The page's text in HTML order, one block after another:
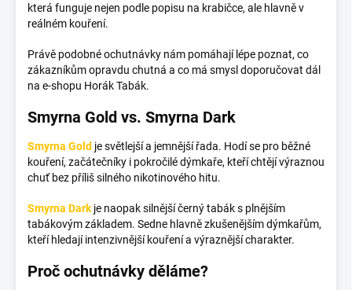
která funguje nejen podle popisu na krabičce, ale hlavně v
reálném kouření.
Právě podobné ochutnávky nám pomáhají lépe poznat, co
zákazníkům opravdu chutná a co má smysl doporučovat dál
na e-shopu Horák Tabák.
Smyrna Gold vs. Smyrna Dark
Smyrna Gold je světlejší a jemnější řada. Hodí se pro běžné
kouření, začátečníky i pokročilé dýmkaře, kteří chtějí výraznou
chuť bez příliš silného nikotinového hitu.
Smyrna Dark je naopak silnější černý tabák s plnějším
tabákovým základem. Sedne hlavně zkušenějším dýmkařům,
kteří hledají intenzivnější kouření a výraznější charakter.
Proč ochutnávky děláme?